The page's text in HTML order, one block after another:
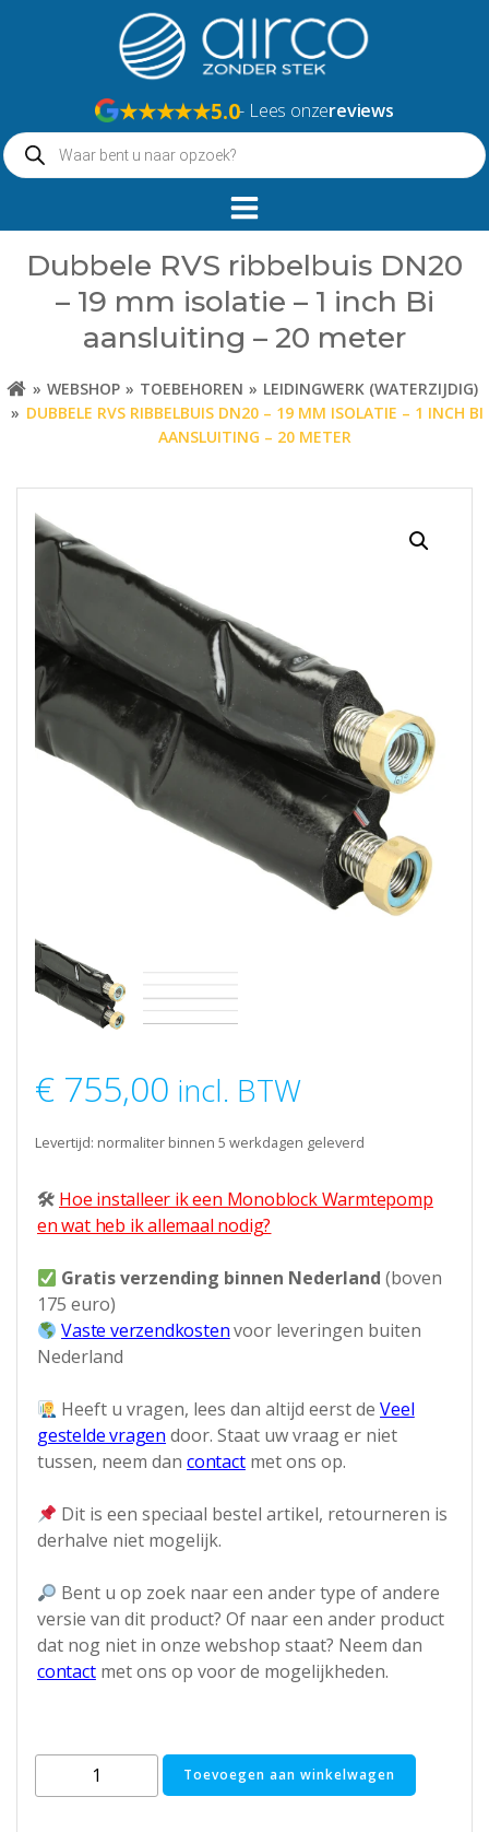
★★★★★5.0- Lees onzereviews
Producten
zoeken
Dubbele RVS ribbelbuis DN20
– 19 mm isolatie – 1 inch Bi
aansluiting – 20 meter
WEBSHOP TOEBEHOREN
LEIDINGWERK (WATERZIJDIG)
DUBBELE RVS RIBBELBUIS DN20 – 19 MM ISOLATIE – 1 INCH BI
AANSLUITING – 20 METER
€ 755,00 incl. BTW
Levertijd: normaliter binnen 5 werkdagen geleverd
🛠 Hoe installeer ik een Monoblock Warmtepomp
en wat heb ik allemaal nodig?
Gratis verzending binnen Nederland (boven
175 euro)
Vaste verzendkostenvoor leveringen buiten
Nederland
Heeft u vragen, lees dan altijd eerst deVeel
gestelde vragen door. Staat uw vraag er niet
tussen, neem dan contactmet ons op.
Dit is een speciaal bestel artikel, retourneren is
derhalve niet mogelijk.
Bent u op zoek naar een ander type of andere
versie van dit product? Of naar een ander product
dat nog niet in onze webshop staat? Neem dan
contactmet ons op voor de mogelijkheden.
Dubbele
RVS
Toevoegen aan winkelwagen